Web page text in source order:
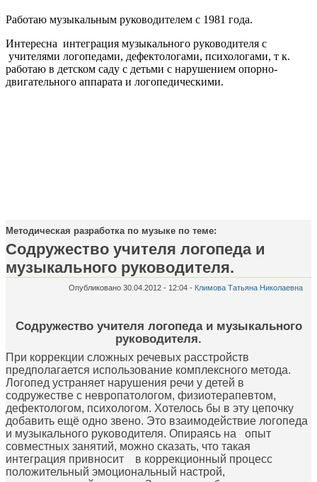
Работаю музыкальным руководителем с 1981 года.
Интересна интеграция музыкального руководителя с
учителями логопедами, дефектологами, психологами, т к.
работаю в детском саду с детьми с нарушением опорно-
двигательного аппарата и логопедическими.
Методическая разработка по музыке по теме:
Содружество учителя логопеда и
музыкального руководителя.
Опубликовано 30.04.2012 - 12:04 - Климова Татьяна Николаевна
Содружество учителя логопеда и музыкального
руководителя.
При коррекции сложных речевых расстройств
предполагается использование комплексного метода.
Логопед устраняет нарушения речи у детей в
содружестве с невропатологом, физиотерапевтом,
дефектологом, психологом. Хотелось бы в эту цепочку
добавить ещё одно звено. Это взаимодействие логопеда
и музыкального руководителя. Опираясь на опыт
совместных занятий, можно сказать, что такая
интеграция привносит в коррекционный процесс
положительный эмоциональный настрой,